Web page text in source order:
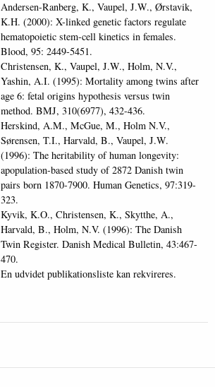
Andersen-Ranberg, K., Vaupel, J.W., Ørstavik,
K.H. (2000): X-linked genetic factors regulate
hematopoietic stem-cell kinetics in females.
Blood, 95: 2449-5451.
Christensen, K., Vaupel, J.W., Holm, N.V.,
Yashin, A.I. (1995): Mortality among twins after
age 6: fetal origins hypothesis versus twin
method. BMJ, 310(6977), 432-436.
Herskind, A.M., McGue, M., Holm N.V.,
Sørensen, T.I., Harvald, B., Vaupel, J.W.
(1996): The heritability of human longevity:
apopulation-based study of 2872 Danish twin
pairs born 1870-7900. Human Genetics, 97:319-
323.
Kyvik, K.O., Christensen, K., Skytthe, A.,
Harvald, B., Holm, N.V. (1996): The Danish
Twin Register. Danish Medical Bulletin, 43:467-
470.
En udvidet publikationsliste kan rekvireres.